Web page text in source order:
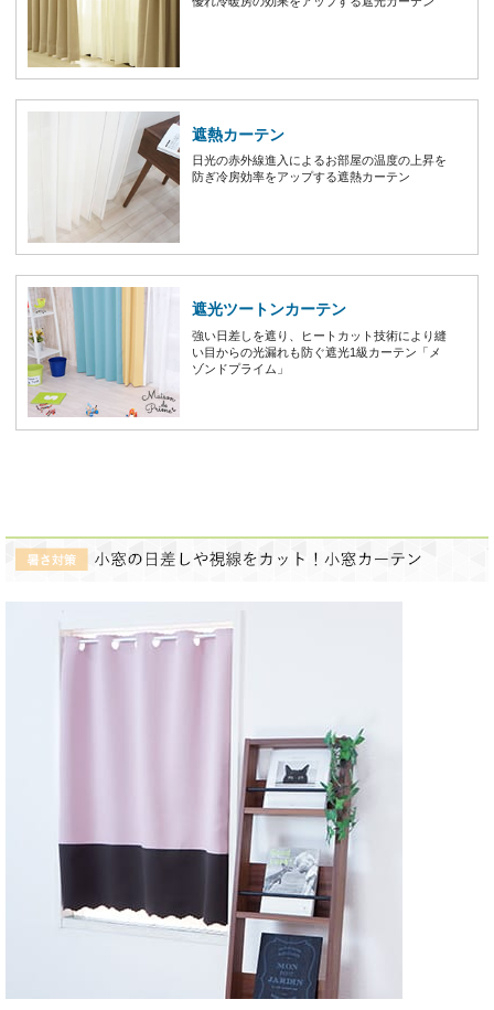
遮熱カーテン
日光の赤外線進入によるお部屋の温度の上昇を
防ぎ冷房効率をアップする遮熱カーテン
遮光ツートンカーテン
強い日差しを遮り、ヒートカット技術により縫
い目からの光漏れも防ぐ遮光1級カーテン「メ
ゾンドプライム」